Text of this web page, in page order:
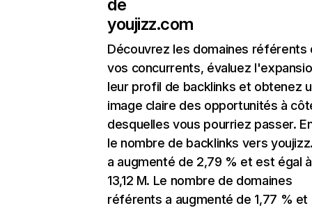
de
youjizz.com
Découvrez les domaines référents
vos concurrents, évaluez
leur profil de backlinks et obtenez
image claire des opportunités à
desquelles vous pourriez passer.
le nombre de backlinks vers
a augmenté de 2,79 % et est égal à
13,12 M. Le nombre de domaines
référents a augmenté de 1,77 % et